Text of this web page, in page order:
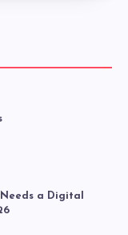
a Digital